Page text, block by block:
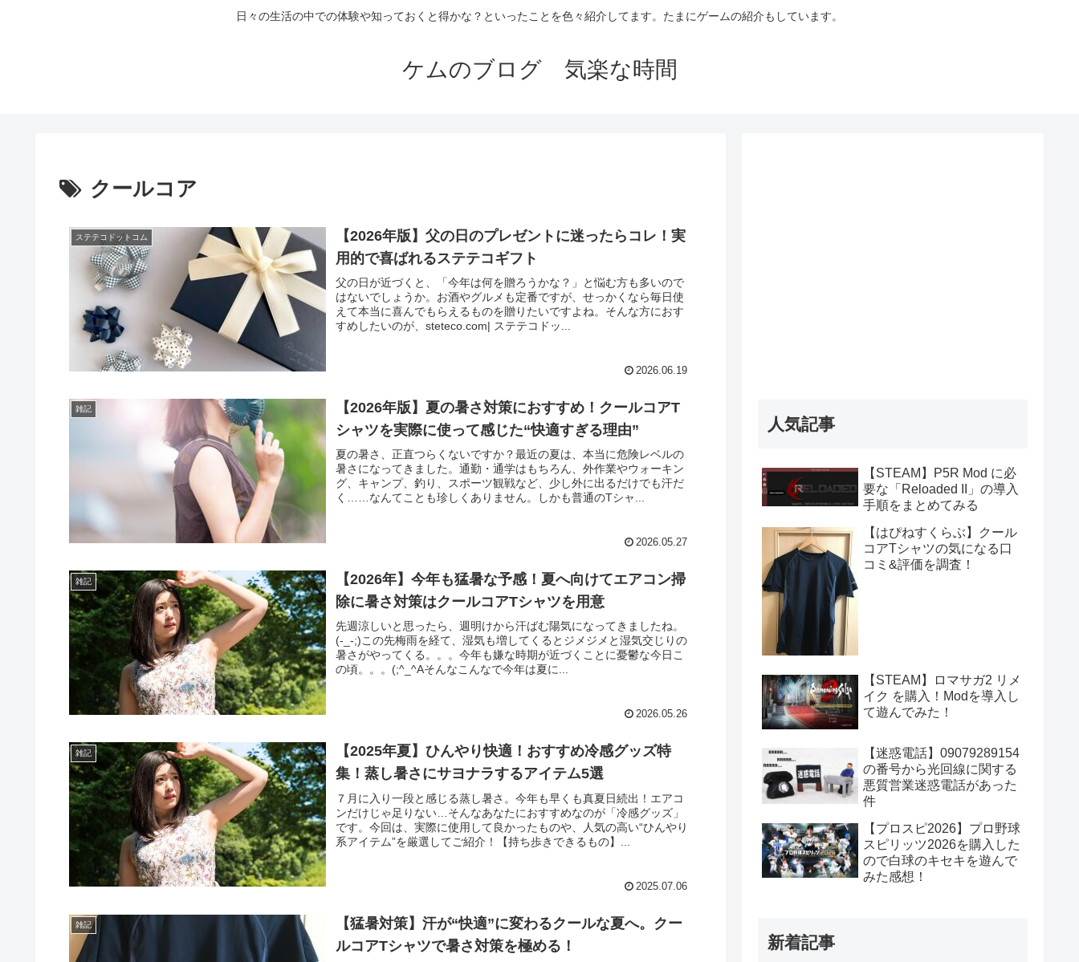
日々の生活の中での体験や知っておくと得かな？といったことを色々紹介してます。たまにゲームの紹介もしています。
ケムのブログ 気楽な時間
クールコア
ステテコドットコム
【2026年版】父の日のプレゼントに迷ったらコレ！実
用的で喜ばれるステテコギフト
父の日が近づくと、「今年は何を贈ろうかな？」と悩む方も多いので
はないでしょうか。お酒やグルメも定番ですが、せっかくなら毎日使
えて本当に喜んでもらえるものを贈りたいですよね。そんな方におす
すめしたいのが、steteco.com| ステテコドッ...
2026.06.19
雑記
【2026年版】夏の暑さ対策におすすめ！クールコアT
シャツを実際に使って感じた“快適すぎる理由”
夏の暑さ、正直つらくないですか？最近の夏は、本当に危険レベルの
暑さになってきました。通勤・通学はもちろん、外作業やウォーキン
グ、キャンプ、釣り、スポーツ観戦など、少し外に出るだけでも汗だ
く……なんてことも珍しくありません。しかも普通のTシャ...
2026.05.27
雑記
【2026年】今年も猛暑な予感！夏へ向けてエアコン掃
除に暑さ対策はクールコアTシャツを用意
先週涼しいと思ったら、週明けから汗ばむ陽気になってきましたね。
(-_-;)この先梅雨を経て、湿気も増してくるとジメジメと湿気交じりの
暑さがやってくる。。。今年も嫌な時期が近づくことに憂鬱な今日こ
の頃。。。(;^_^Aそんなこんなで今年は夏に...
2026.05.26
雑記
【2025年夏】ひんやり快適！おすすめ冷感グッズ特
集！蒸し暑さにサヨナラするアイテム5選
７月に入り一段と感じる蒸し暑さ。今年も早くも真夏日続出！エアコ
ンだけじゃ足りない…そんなあなたにおすすめなのが「冷感グッズ」
です。今回は、実際に使用して良かったものや、人気の高い“ひんやり
系アイテム”を厳選してご紹介！【持ち歩きできるもの】...
2025.07.06
雑記
【猛暑対策】汗が“快適”に変わるクールな夏へ。クー
ルコアTシャツで暑さ対策を極める！
人気記事
【STEAM】P5R Mod に必
要な「Reloaded II」の導入
手順をまとめてみる
【はぴねすくらぶ】クール
コアTシャツの気になる口
コミ&評価を調査！
【STEAM】ロマサガ2 リメ
イク を購入！Modを導入し
て遊んでみた！
【迷惑電話】09079289154
の番号から光回線に関する
悪質営業迷惑電話があった
件
【プロスピ2026】プロ野球
スピリッツ2026を購入した
ので白球のキセキを遊んで
みた感想！
新着記事